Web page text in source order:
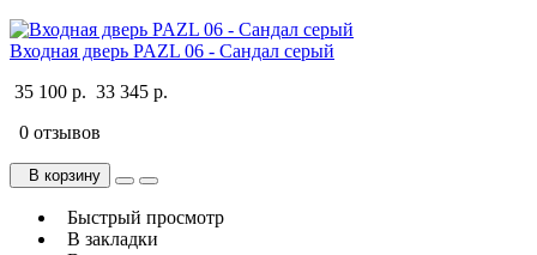
Входная дверь PAZL 06 - Сандал серый
35 100 р. 33 345 р.
0 отзывов
В корзину
Быстрый просмотр
В закладки